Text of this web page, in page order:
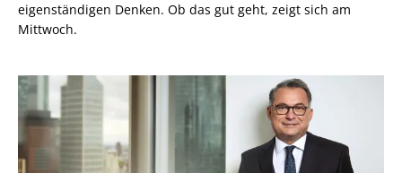
eigenständigen Denken. Ob das gut geht, zeigt sich am
Mittwoch.